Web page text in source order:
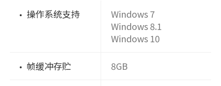
操作系统支持
Windows 7
Windows 8.1
Windows 10
帧缓冲存贮 8GB